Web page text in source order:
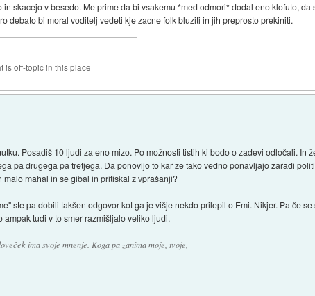
skacejo v besedo. Me prime da bi vsakemu *med odmori* dodal eno klofuto, da
debato bi moral voditelj vedeti kje zacne folk bluziti in jih preprosto prekiniti.
is off-topic in this place
Posadiš 10 ljudi za eno mizo. Po možnosti tistih ki bodo o zadevi odločali. In
pa drugega pa tretjega. Da ponovijo to kar že tako vedno ponavljajo zaradi
mahal in se gibal in pritiskal z vprašanji?
ste pa dobili takšen odgovor kot ga je višje nekdo prilepil o Emi. Nikjer. Pa če
tudi v to smer razmišljalo veliko ljudi.
ima svoje mnenje. Koga pa zanima moje, tvoje,